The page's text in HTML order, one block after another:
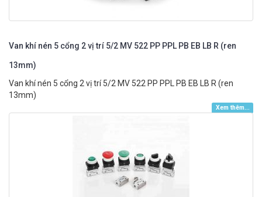
Van khí nén 5 cổng 2 vị trí 5/2 MV 522 PP PPL PB EB LB R (ren
13mm)
Van khí nén 5 cổng 2 vị trí 5/2 MV 522 PP PPL PB EB LB R (ren
13mm)
Xem thêm...